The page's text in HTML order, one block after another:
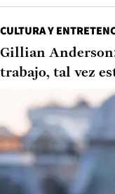
CULTURA Y
Gillian
trabajo, tal vez